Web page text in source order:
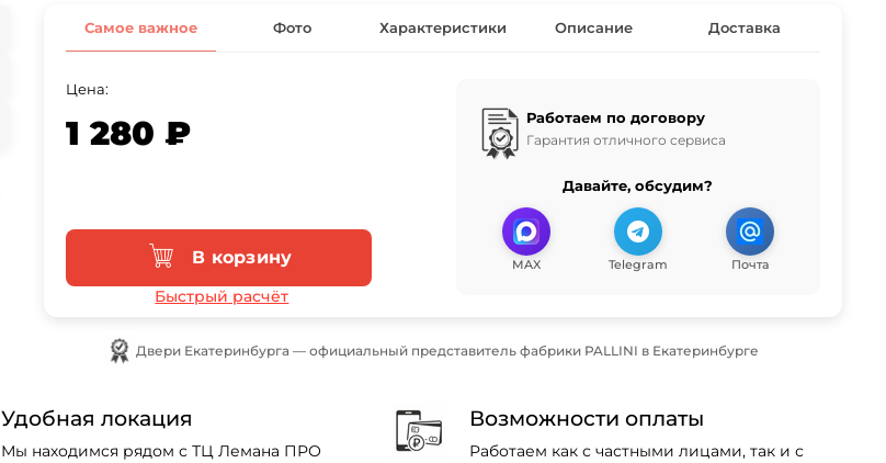
Самое важное Фото Характеристики Описание Доставка
Цена:
1 280 ₽
В корзину
Быстрый расчёт
Работаем по договору
Гарантия отличного сервиса
Давайте, обсудим?
MAX Telegram Почта
Двери Екатеринбурга — официальный представитель фабрики PALLINI в Екатеринбурге
Удобная локация
Мы находимся рядом с ТЦ Лемана ПРО
Возможности оплаты
Работаем как с частными лицами, так и с